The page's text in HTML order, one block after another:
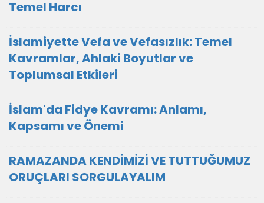
Temel Harcı
İslamiyette Vefa ve Vefasızlık: Temel
Kavramlar, Ahlaki Boyutlar ve
Toplumsal Etkileri
İslam'da Fidye Kavramı: Anlamı,
Kapsamı ve Önemi
RAMAZANDA KENDİMİZİ VE TUTTUĞUMUZ
ORUÇLARI SORGULAYALIM